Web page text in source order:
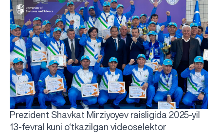
Prezident Shavkat Mirziyoyev raisligida 2025-yil
13-fevral kuni o‘tkazilgan videoselektor